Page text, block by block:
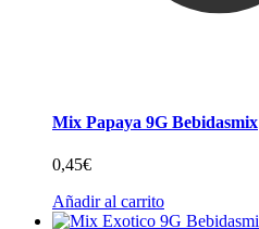
Mix Papaya 9G Bebidasmix
0,45€
Añadir al carrito